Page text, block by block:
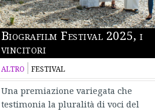
Biografilm Festival 2025, i
vincitori
ALTRO FESTIVAL
Una premiazione variegata che
testimonia la pluralità di voci del